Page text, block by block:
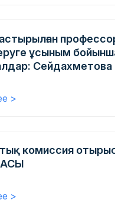
ұсыным
>
комиссия
>